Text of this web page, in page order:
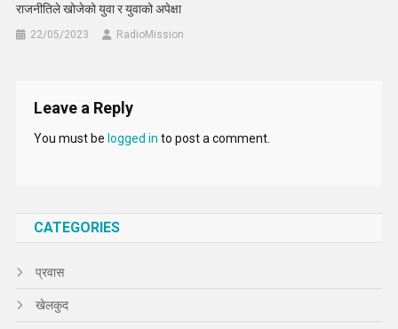
राजनीतिले खोजेको युवा र युवाको अपेक्षा
22/05/2023 RadioMission
Leave a Reply
You must be logged in to post a comment.
CATEGORIES
प्रवास
खेलकुद